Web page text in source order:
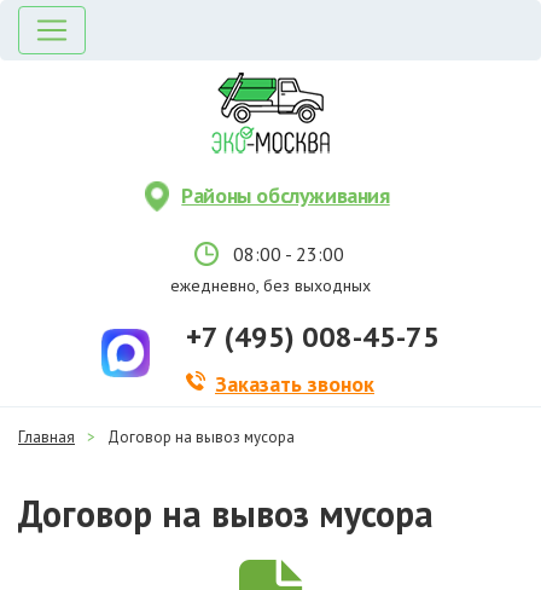
Районы обслуживания
08:00 - 23:00
ежедневно, без выходных
+7 (495) 008-45-75
Заказать звонок
Главная > Договор на вывоз мусора
Договор на вывоз мусора